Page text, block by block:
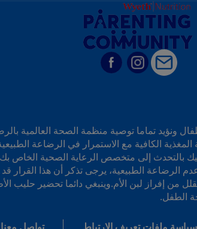
ونؤيد تماما توصية منظمة الصحة العالمية
الكافية مع الاستمرار في الرضاعة
بالتحدث إلى متخصص الرعاية الصحية
الرضاعة الطبيعية، يرجى تذكر أن هذا
يقلل من إفراز لبن الأم.وينبغي دائما تحضير
الطفل.